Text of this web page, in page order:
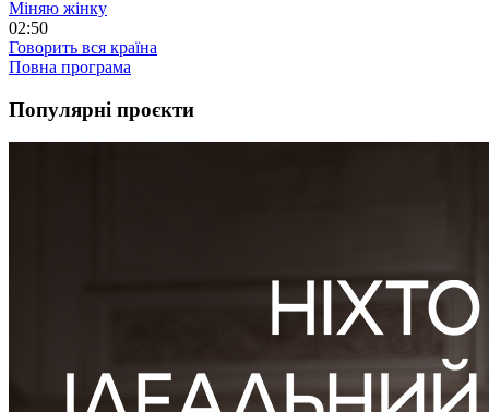
Міняю жінку
02:50
Говорить вся країна
Повна програма
Популярні проєкти